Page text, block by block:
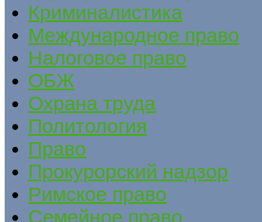
Криминалистика
Международное право
Налоговое право
ОБЖ
Охрана труда
Политология
Право
Прокурорский надзор
Римское право
Семейное право